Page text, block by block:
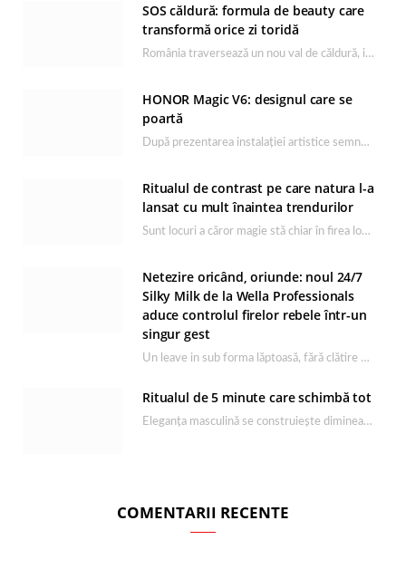
SOS căldură: formula de beauty care
transformă orice zi toridă
România traversează un nou val de căldură, iar rutina de îngrijire capătă un rol esențial…
HONOR Magic V6: designul care se
poartă
După prezentarea instalației artistice semnată de Catrinel Săbăciag în cadrul evenimentului de lansare HONOR Magic…
Ritualul de contrast pe care natura l-a
lansat cu mult înaintea trendurilor
Sunt locuri a căror magie stă chiar în firea lor naturală, iar Lacul Ursu din…
Netezire oricând, oriunde: noul 24/7
Silky Milk de la Wella Professionals
aduce controlul firelor rebele într-un
singur gest
Un leave in sub forma lăptoasă, fără clătire care completează rutina Ultimate Smooth și transformă…
Ritualul de 5 minute care schimbă tot
Eleganța masculină se construiește dimineața, în câteva minute și cu produsele potrivite. O rutină de…
COMENTARII RECENTE